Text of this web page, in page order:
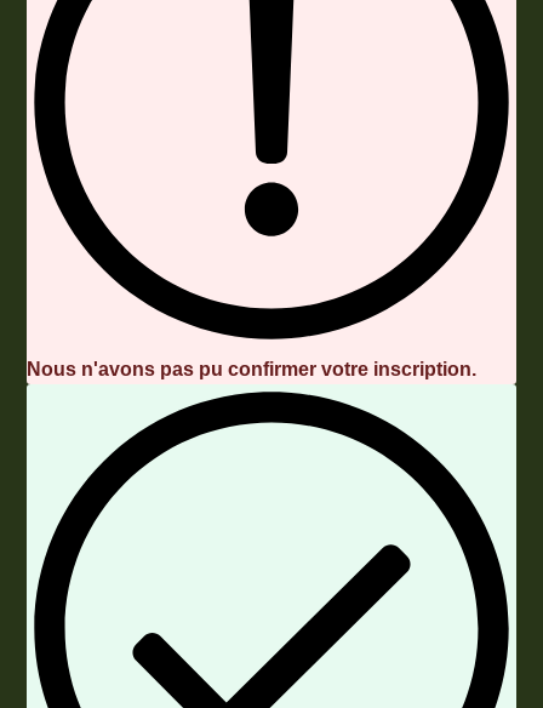
Nous n'avons pas pu confirmer votre inscription.